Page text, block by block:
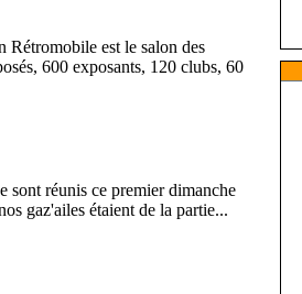
Rétromobile est le salon des
600 exposants, 120 clubs, 60
sont réunis ce premier dimanche
gaz'ailes étaient de la partie...